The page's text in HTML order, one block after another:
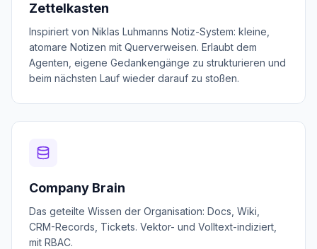
Zettelkasten
Inspiriert von Niklas Luhmanns Notiz-System: kleine,
atomare Notizen mit Querverweisen. Erlaubt dem
Agenten, eigene Gedankengänge zu strukturieren und
beim nächsten Lauf wieder darauf zu stoßen.
Company Brain
Das geteilte Wissen der Organisation: Docs, Wiki,
CRM-Records, Tickets. Vektor- und Volltext-indiziert,
mit RBAC.